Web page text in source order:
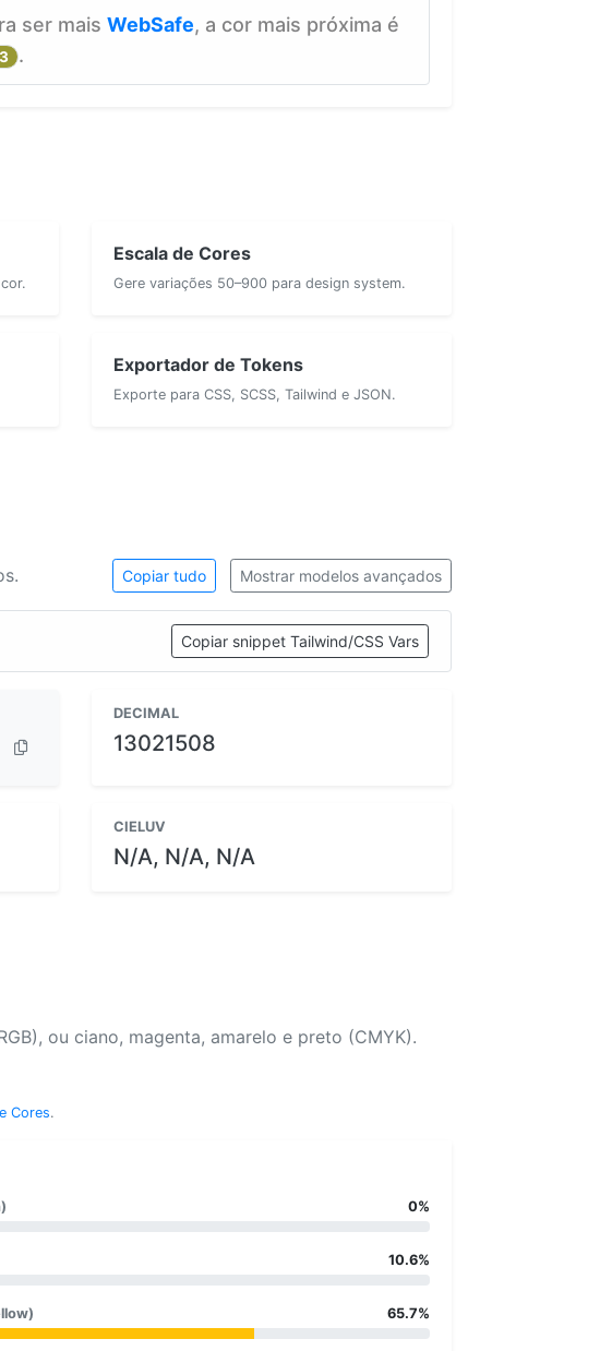
ser mais WebSafe, a cor mais próxima é
.
Escala de Cores
Gere variações 50–900 para design system.
Exportador de Tokens
Exporte para CSS, SCSS, Tailwind e JSON.
Copiar tudo Mostrar modelos avançados
Copiar snippet Tailwind/CSS Vars
DECIMAL
13021508
CIELUV
N/A, N/A, N/A
ou ciano, magenta, amarelo e preto (CMYK).
Cores.
0%
10.6%
65.7%